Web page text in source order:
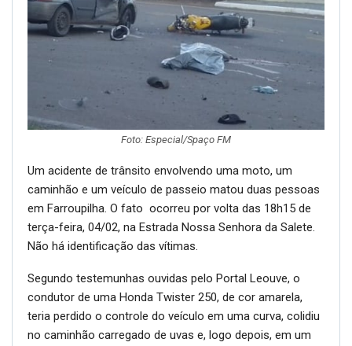
Foto: Especial/Spaço FM
Um acidente de trânsito envolvendo uma moto, um
caminhão e um veículo de passeio matou duas pessoas
em Farroupilha. O fato ocorreu por volta das 18h15 de
terça-feira, 04/02, na Estrada Nossa Senhora da Salete.
Não há identificação das vítimas.
Segundo testemunhas ouvidas pelo Portal Leouve, o
condutor de uma Honda Twister 250, de cor amarela,
teria perdido o controle do veículo em uma curva, colidiu
no caminhão carregado de uvas e, logo depois, em um